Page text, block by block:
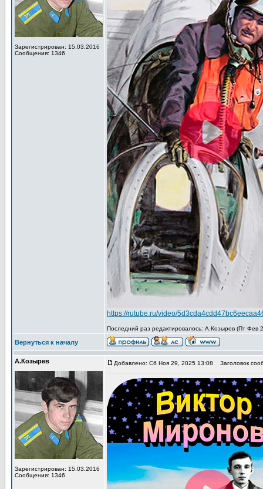
Зарегистрирован: 15.03.2016
Сообщения: 1346
https://rutube.ru/video/
Последний раз редактировалось: А.Козырев (Пт Фев
Вернуться к началу
А.Козырев
Зарегистрирован: 15.03.2016
Сообщения: 1346
Добавлено: Сб Ноя 29, 2025 13:08 Заголовок